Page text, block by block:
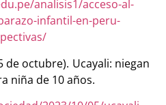
analisis1/acceso-al-
infantil-en-peru-
de octubre). Ucayali: niegan
niña de 10 años.